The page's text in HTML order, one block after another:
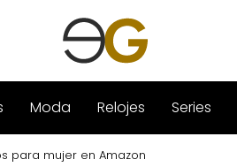
Moda Relojes Series
para mujer en Amazon